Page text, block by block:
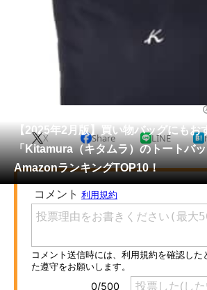
地域
会員記事
メディア
注目記事を集めた総合ページ
ITの今と未来を見通す
スマホと通信の最新トレンド
進化するPCとデバイスの未来
【2025年2月版】買い物バッグにもお
「Kitamura（キタムラ）のトートバ
AmazonランキングTOP10！
X Share LINE